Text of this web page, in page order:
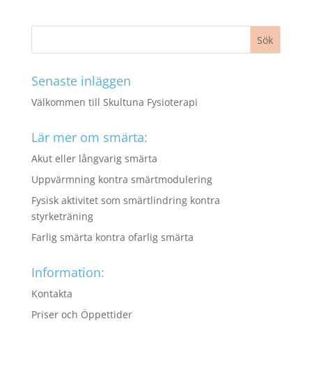
Senaste inläggen
Välkommen till Skultuna Fysioterapi
Lär mer om smärta:
Akut eller långvarig smärta
Uppvärmning kontra smärtmodulering
Fysisk aktivitet som smärtlindring kontra
styrketräning
Farlig smärta kontra ofarlig smärta
Information:
Kontakta
Priser och Öppettider